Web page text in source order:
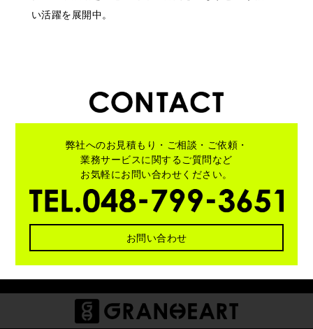
い活躍を展開中。
弊社へのお見積もり・ご相談・ご依頼・
業務サービスに関するご質問など
お気軽にお問い合わせください。
お問い合わせ